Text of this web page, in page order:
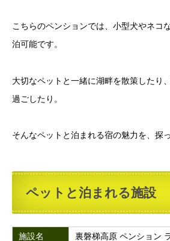
こちらのペンションでは、小型犬やネコ
泊可能です。
大切なペットと一緒に湖畔を散策したり
過ごしたり。
そんなペットと泊まれる宿の魅力を、探
ペットと泊まれる施設
施設名 裏磐梯高原 ペンション